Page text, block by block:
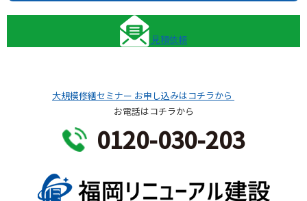
見積依頼
大規模修繕セミナー お申し込みはコチラから
お電話はコチラから
0120-030-203